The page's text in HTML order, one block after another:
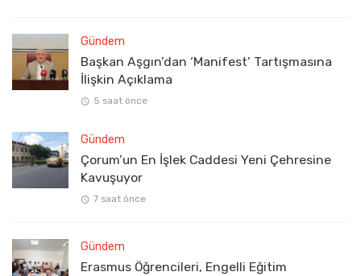
Gündem
Başkan Aşgın’dan ‘Manifest’ Tartışmasına
İlişkin Açıklama
5 saat önce
Gündem
Çorum’un En İşlek Caddesi Yeni Çehresine
Kavuşuyor
7 saat önce
Gündem
Erasmus Öğrencileri, Engelli Eğitim